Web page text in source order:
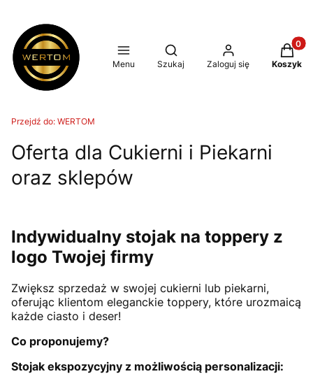
Menu
Otwórz wyszukiwarkę
Szukaj Zaloguj się Koszyk
Przejdź do: WERTOM
Oferta dla Cukierni i Piekarni
oraz sklepów
Indywidualny stojak na toppery z
logo Twojej firmy
Zwiększ sprzedaż w swojej cukierni lub piekarni,
oferując klientom eleganckie toppery, które urozmaicą
każde ciasto i deser!
Co proponujemy?
Stojak ekspozycyjny z możliwością personalizacji: